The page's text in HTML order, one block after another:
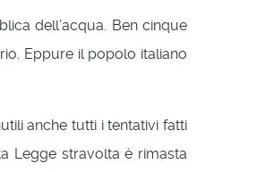
dell’acqua. Ben cinque
Eppure il popolo italiano
anche tutti i tentativi fatti
Legge stravolta è rimasta